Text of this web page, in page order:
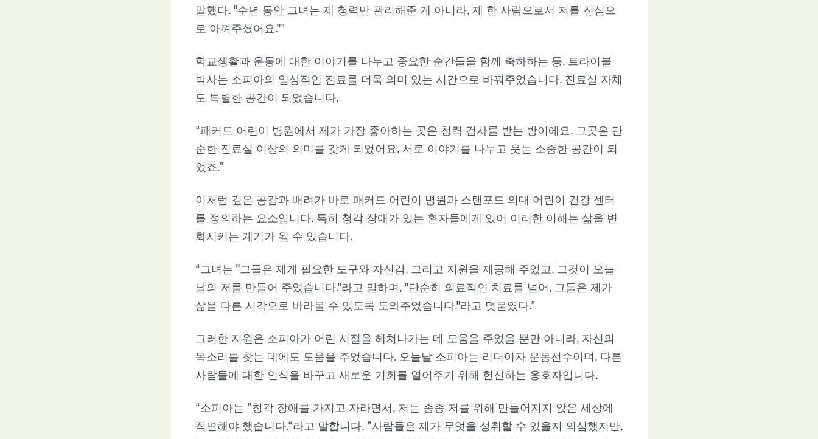
말했다. "수년 동안 그녀는 제 청력만 관리해준 게 아니라, 제 한 사람으로서 저를 진심으
로 아껴주셨어요."”
학교생활과 운동에 대한 이야기를 나누고 중요한 순간들을 함께 축하하는 등, 트라이블
박사는 소피아의 일상적인 진료를 더욱 의미 있는 시간으로 바꿔주었습니다. 진료실 자체
도 특별한 공간이 되었습니다.
“패커드 어린이 병원에서 제가 가장 좋아하는 곳은 청력 검사를 받는 방이에요. 그곳은 단
순한 진료실 이상의 의미를 갖게 되었어요. 서로 이야기를 나누고 웃는 소중한 공간이 되
었죠.”
이처럼 깊은 공감과 배려가 바로 패커드 어린이 병원과 스탠포드 의대 어린이 건강 센터
를 정의하는 요소입니다. 특히 청각 장애가 있는 환자들에게 있어 이러한 이해는 삶을 변
화시키는 계기가 될 수 있습니다.
“그녀는 "그들은 제게 필요한 도구와 자신감, 그리고 지원을 제공해 주었고, 그것이 오늘
날의 저를 만들어 주었습니다."라고 말하며, "단순히 의료적인 치료를 넘어, 그들은 제가
삶을 다른 시각으로 바라볼 수 있도록 도와주었습니다."라고 덧붙였다.”
그러한 지원은 소피아가 어린 시절을 헤쳐나가는 데 도움을 주었을 뿐만 아니라, 자신의
목소리를 찾는 데에도 도움을 주었습니다. 오늘날 소피아는 리더이자 운동선수이며, 다른
사람들에 대한 인식을 바꾸고 새로운 기회를 열어주기 위해 헌신하는 옹호자입니다.
“소피아는 ”청각 장애를 가지고 자라면서, 저는 종종 저를 위해 만들어지지 않은 세상에
직면해야 했습니다.“라고 말합니다. ”사람들은 제가 무엇을 성취할 수 있을지 의심했지만,